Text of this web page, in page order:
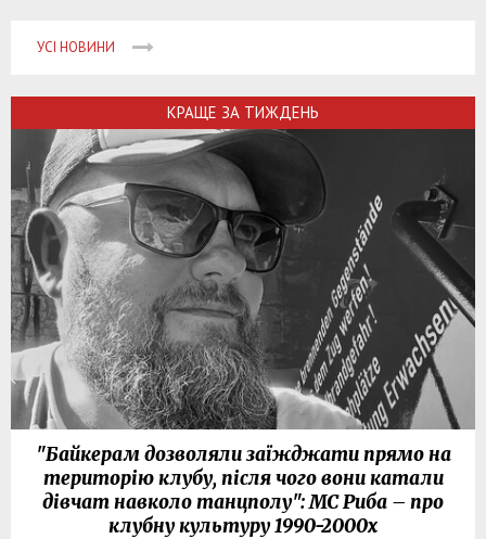
УСІ НОВИНИ
КРАЩЕ ЗА ТИЖДЕНЬ
"Байкерам дозволяли заїжджати прямо на
територію клубу, після чого вони катали
дівчат навколо танцполу": МС Риба – про
клубну культуру 1990-2000х